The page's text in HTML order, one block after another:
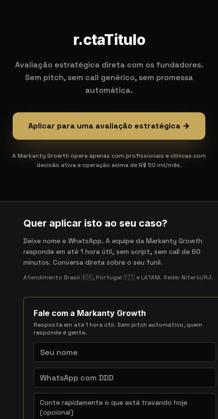
r.ctaTitulo
Avaliação estratégica direta com os fundadores.
Sem pitch, sem call genérico, sem promessa
automática.
Aplicar para uma avaliação estratégica →
A Markanty Growth opera apenas com profissionais e clínicas com
decisão ativa e operação acima de R$ 50 mil/mês.
Quer aplicar isto ao seu caso?
Deixe nome e WhatsApp. A equipe da Markanty Growth
responde em até 1 hora útil, sem script, sem call de 60
minutos. Conversa direta sobre o seu funil.
Atendimento Brasil 🇧🇷, Portugal 🇵🇹 e LATAM. Sede: Niterói/RJ.
Fale com a Markanty Growth
Resposta em até 1 hora útil. Sem pitch automático, quem
responde é gente.